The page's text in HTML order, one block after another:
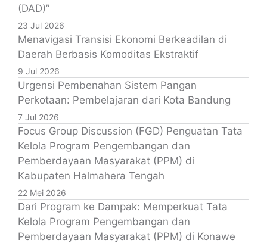
(DAD)”
23 Jul 2026
Menavigasi Transisi Ekonomi Berkeadilan di
Daerah Berbasis Komoditas Ekstraktif
9 Jul 2026
Urgensi Pembenahan Sistem Pangan
Perkotaan: Pembelajaran dari Kota Bandung
7 Jul 2026
Focus Group Discussion (FGD) Penguatan Tata
Kelola Program Pengembangan dan
Pemberdayaan Masyarakat (PPM) di
Kabupaten Halmahera Tengah
22 Mei 2026
Dari Program ke Dampak: Memperkuat Tata
Kelola Program Pengembangan dan
Pemberdayaan Masyarakat (PPM) di Konawe